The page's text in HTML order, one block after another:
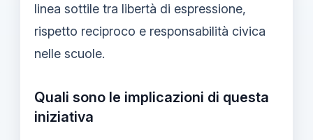
linea sottile tra libertà di espressione,
rispetto reciproco e responsabilità civica
nelle scuole.
Quali sono le implicazioni di questa
iniziativa